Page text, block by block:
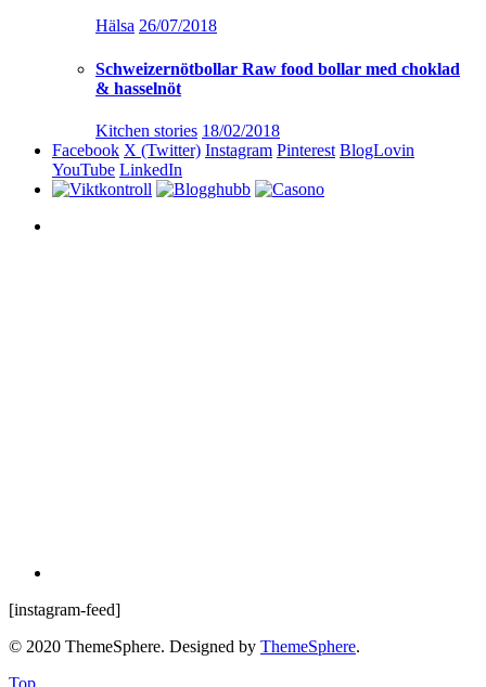
Hälsa 26/07/2018
Schweizernötbollar Raw food bollar med choklad
& hasselnöt
Kitchen stories 18/02/2018
Facebook X (Twitter) Instagram Pinterest BlogLovin
YouTube LinkedIn
[instagram-feed]
© 2020 ThemeSphere. Designed by ThemeSphere.
Top